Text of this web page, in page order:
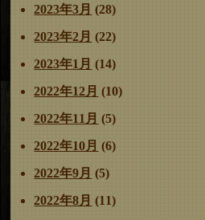
2023年3月 (28)
2023年2月 (22)
2023年1月 (14)
2022年12月 (10)
2022年11月 (5)
2022年10月 (6)
2022年9月 (5)
2022年8月 (11)